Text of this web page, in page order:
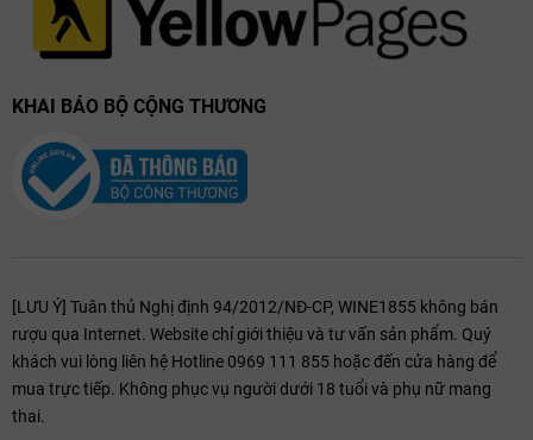
Tavernello Organico Bianco Terre Siciliane là lựa chọn tuyệt vời cho
những ai yêu thích rượu vang trắng organic. Với hương vị tươi mát,
mình.
KHAI BÁO BỘ CỘNG THƯƠNG
[LƯU Ý] Tuân thủ Nghị định 94/2012/NĐ-CP, WINE1855 không bán
rượu qua Internet. Website chỉ giới thiệu và tư vấn sản phẩm. Quý
khách vui lòng liên hệ Hotline 0969 111 855 hoặc đến cửa hàng để
mua trực tiếp. Không phục vụ người dưới 18 tuổi và phụ nữ mang
thai.